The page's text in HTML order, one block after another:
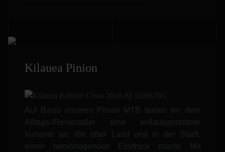
Kilauea Pinion
Auf Basis unseres Pinion MTB bieten wir dem
Alltags-/Reiseradler eine vollausgestattete
Variante an, die über Land und in der Stadt,
einen hervorragenden Eindruck macht. Mit